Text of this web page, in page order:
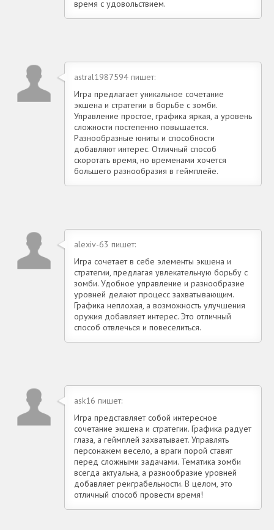
время с удовольствием.
astral1987594 пишет:
Игра предлагает уникальное сочетание
экшена и стратегии в борьбе с зомби.
Управление простое, графика яркая, а уровень
сложности постепенно повышается.
Разнообразные юниты и способности
добавляют интерес. Отличный способ
скоротать время, но временами хочется
большего разнообразия в геймплейе.
alexiv-63 пишет:
Игра сочетает в себе элементы экшена и
стратегии, предлагая увлекательную борьбу с
зомби. Удобное управление и разнообразие
уровней делают процесс захватывающим.
Графика неплохая, а возможность улучшения
оружия добавляет интерес. Это отличный
способ отвлечься и повеселиться.
ask16 пишет:
Игра представляет собой интересное
сочетание экшена и стратегии. Графика радует
глаза, а геймплей захватывает. Управлять
персонажем весело, а враги порой ставят
перед сложными задачами. Тематика зомби
всегда актуальна, а разнообразие уровней
добавляет реиграбельности. В целом, это
отличный способ провести время!